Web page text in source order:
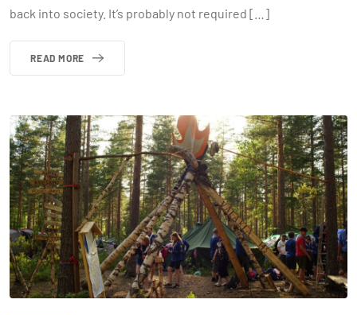
back into society. It’s probably not required […]
READ MORE